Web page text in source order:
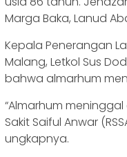
Marga Baka, Lanud
Kepala Penerangan
Malang, Letkol Sus
bahwa almarhum
“Almarhum
Sakit Saiful Anwar
ungkapnya.